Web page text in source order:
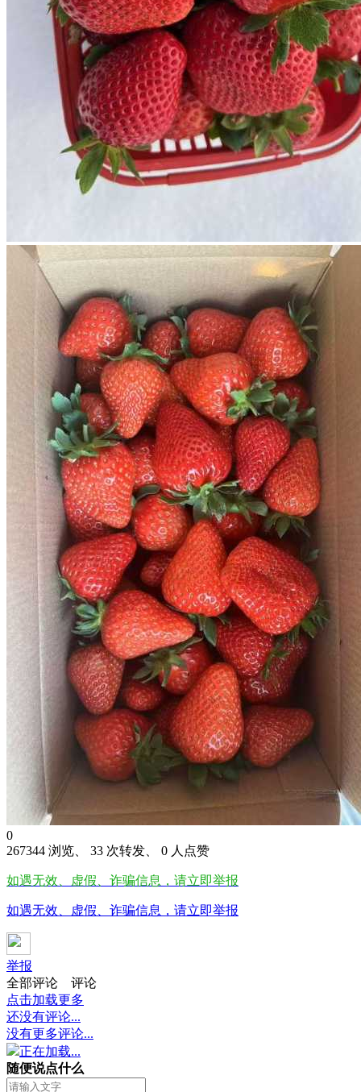
0
267344 浏览、 33 次转发、 0 人点赞
如遇无效、虚假、诈骗信息，请立即举报
如遇无效、虚假、诈骗信息，请立即举报
举报
全部评论
评论
点击加载更多
还没有评论...
没有更多评论...
正在加载...
随便说点什么